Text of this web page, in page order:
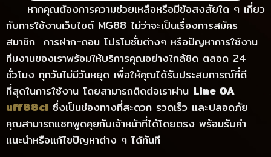
หากคุณต้องการความช่วยเหลือหรือมีข้อสงสัยใด ๆ เกี่ยว
กับการใช้งานเว็บไซต์ MG88 ไม่ว่าจะเป็นเรื่องการสมัคร
สมาชิก การฝาก-ถอน โปรโมชั่นต่างๆ หรือปัญหาการใช้งาน
ทีมงานของเราพร้อมให้บริการคุณอย่างใกล้ชิด ตลอด 24
ชั่วโมง ทุกวันไม่มีวันหยุด เพื่อให้คุณได้รับประสบการณ์ที่ดี
ที่สุดในการใช้งาน โดยสามารถติดต่อเราผ่าน Line OA
uff88cl ซึ่งเป็นช่องทางที่สะดวก รวดเร็ว และปลอดภัย
คุณสามารถแชทพูดคุยกับเจ้าหน้าที่ได้โดยตรง พร้อมรับคำ
แนะนำหรือแก้ไขปัญหาต่าง ๆ ได้ทันที